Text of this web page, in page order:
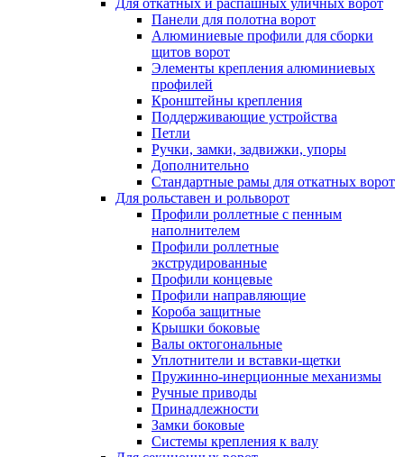
Для откатных и распашных уличных ворот
Панели для полотна ворот
Алюминиевые профили для сборки
щитов ворот
Элементы крепления алюминиевых
профилей
Кронштейны крепления
Поддерживающие устройства
Петли
Ручки, замки, задвижки, упоры
Дополнительно
Стандартные рамы для откатных ворот
Для рольставен и рольворот
Профили роллетные с пенным
наполнителем
Профили роллетные
экструдированные
Профили концевые
Профили направляющие
Короба защитные
Крышки боковые
Валы октогональные
Уплотнители и вставки-щетки
Пружинно-инерционные механизмы
Ручные приводы
Принадлежности
Замки боковые
Системы крепления к валу